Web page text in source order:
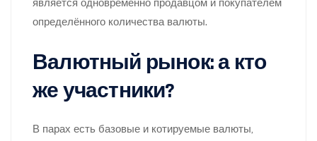
является одновременно продавцом и покупателем
определённого количества валюты.
Валютный рынок: а кто
же участники?
В парах есть базовые и котируемые валюты,